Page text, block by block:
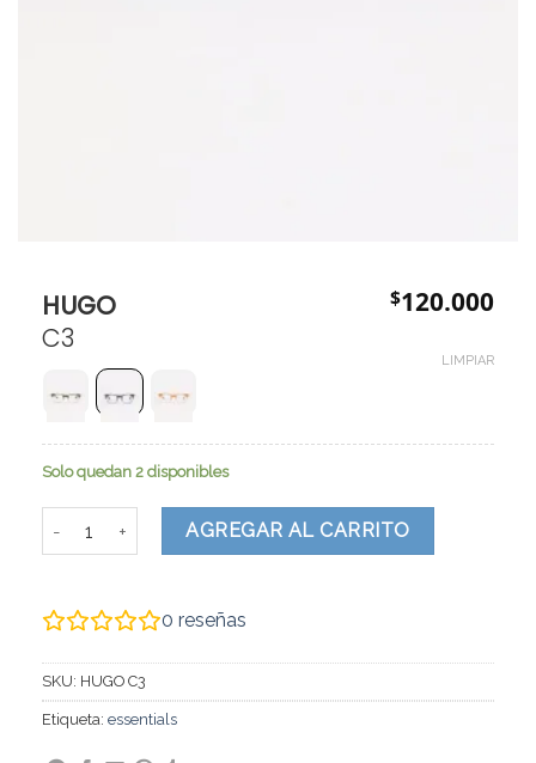
HUGO
C3
$120.000
LIMPIAR
Solo quedan 2 disponibles
AGREGAR AL CARRITO
0 reseñas
SKU: HUGO C3
Etiqueta: essentials